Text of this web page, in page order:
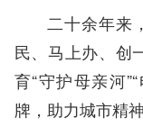
二十余年来
民、马上办、创
育“守护母亲河
牌，助力城市精